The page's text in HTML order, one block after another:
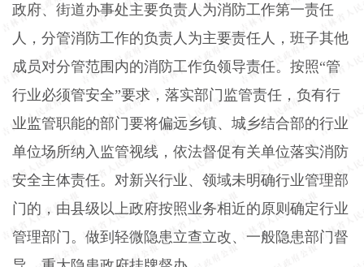
政府、街道办事处主要负责人为消防工作第一责任
人，分管消防工作的负责人为主要责任人，班子其他
成员对分管范围内的消防工作负领导责任。按照“管
行业必须管安全”要求，落实部门监管责任，负有行
业监管职能的部门要将偏远乡镇、城乡结合部的行业
单位场所纳入监管视线，依法督促有关单位落实消防
安全主体责任。对新兴行业、领域未明确行业管理部
门的，由县级以上政府按照业务相近的原则确定行业
管理部门。做到轻微隐患立查立改、一般隐患部门督